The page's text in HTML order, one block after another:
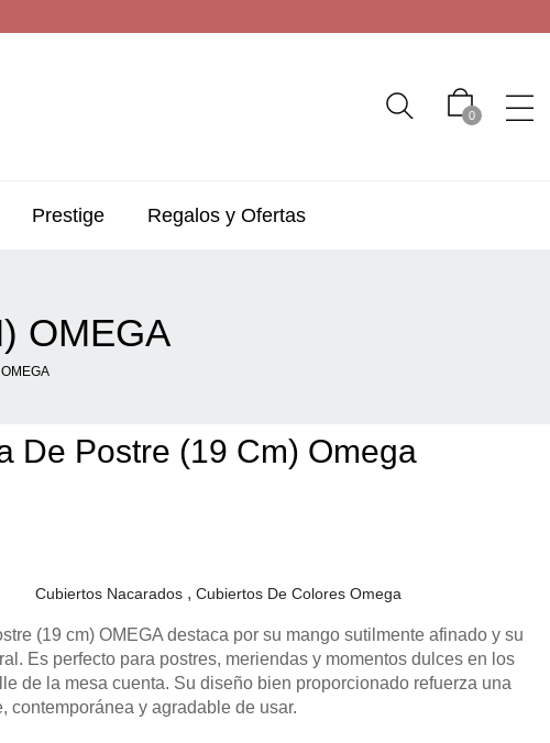
0
Prestige Regalos y Ofertas
OMEGA
De Postre (19 Cm) Omega
Cubiertos Nacarados Cubiertos De Colores Omega
(19 cm) OMEGA destaca por su mango sutilmente afinado y su
Es perfecto para postres, meriendas y momentos dulces en los
de la mesa cuenta. Su diseño bien proporcionado refuerza una
contemporánea y agradable de usar.